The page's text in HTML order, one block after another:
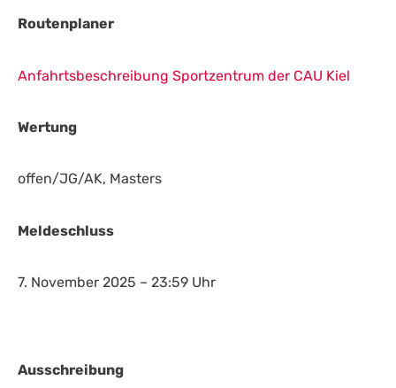
Routenplaner
Anfahrtsbeschreibung Sportzentrum der CAU Kiel
Wertung
offen/JG/AK, Masters
Meldeschluss
7. November 2025 – 23:59 Uhr
Ausschreibung